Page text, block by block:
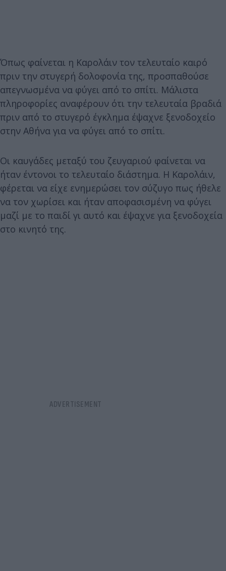
Όπως φαίνεται η Καρολάιν τον τελευταίο καιρό
πριν την στυγερή δολοφονία της, προσπαθούσε
απεγνωσμένα να φύγει από το σπίτι. Μάλιστα
πληροφορίες αναφέρουν ότι την τελευταία βραδιά
πριν από το στυγερό έγκλημα έψαχνε ξενοδοχείο
στην Αθήνα για να φύγει από το σπίτι.
Οι καυγάδες μεταξύ του ζευγαριού φαίνεται να
ήταν έντονοι το τελευταίο διάστημα. Η Καρολάιν,
φέρεται να είχε ενημερώσει τον σύζυγο πως ήθελε
να τον χωρίσει και ήταν αποφασισμένη να φύγει
μαζί με το παιδί γι αυτό και έψαχνε για ξενοδοχεία
στο κινητό της.